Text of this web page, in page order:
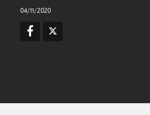
04/11/2020